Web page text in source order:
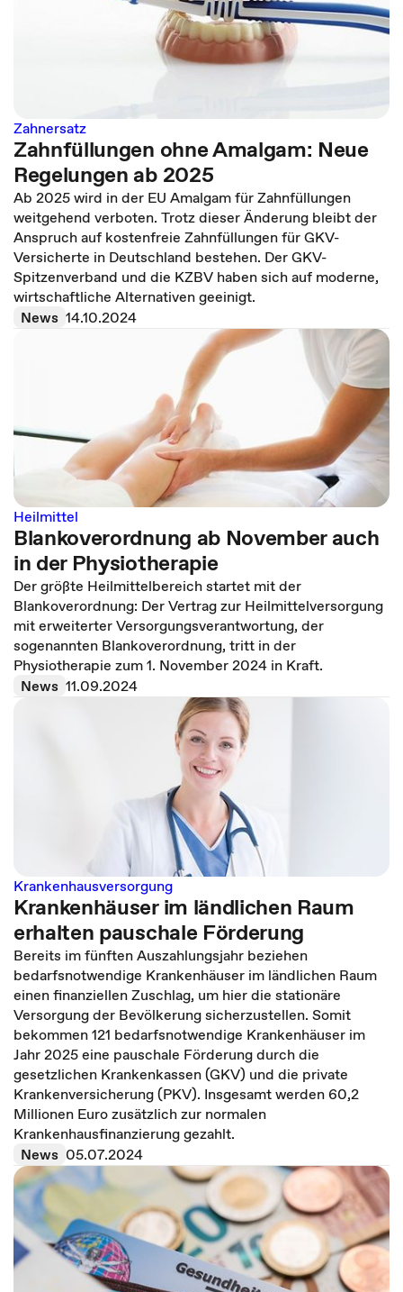
Zahnersatz
Zahnfüllungen ohne Amalgam: Neue
Regelungen ab 2025
Ab 2025 wird in der EU Amalgam für Zahnfüllungen
weitgehend verboten. Trotz dieser Änderung bleibt der
Anspruch auf kostenfreie Zahnfüllungen für GKV-
Versicherte in Deutschland bestehen. Der GKV-
Spitzenverband und die KZBV haben sich auf moderne,
wirtschaftliche Alternativen geeinigt.
News 14.10.2024
Heilmittel
Blankoverordnung ab November auch
in der Physiotherapie
Der größte Heilmittelbereich startet mit der
Blankoverordnung: Der Vertrag zur Heilmittelversorgung
mit erweiterter Versorgungsverantwortung, der
sogenannten Blankoverordnung, tritt in der
Physiotherapie zum 1. November 2024 in Kraft.
News 11.09.2024
Krankenhausversorgung
Krankenhäuser im ländlichen Raum
erhalten pauschale Förderung
Bereits im fünften Auszahlungsjahr beziehen
bedarfsnotwendige Krankenhäuser im ländlichen Raum
einen finanziellen Zuschlag, um hier die stationäre
Versorgung der Bevölkerung sicherzustellen. Somit
bekommen 121 bedarfsnotwendige Krankenhäuser im
Jahr 2025 eine pauschale Förderung durch die
gesetzlichen Krankenkassen (GKV) und die private
Krankenversicherung (PKV). Insgesamt werden 60,2
Millionen Euro zusätzlich zur normalen
Krankenhausfinanzierung gezahlt.
News 05.07.2024